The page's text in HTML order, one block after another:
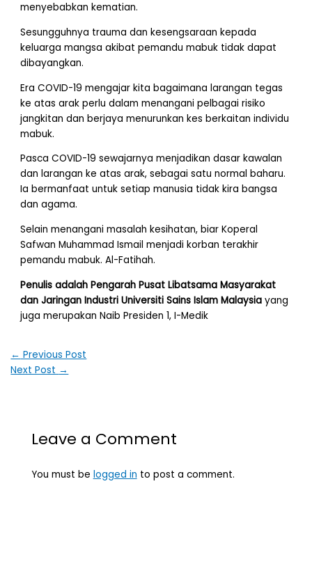
menyebabkan kematian.
Sesungguhnya trauma dan kesengsaraan kepada
keluarga mangsa akibat pemandu mabuk tidak dapat
dibayangkan.
Era COVID-19 mengajar kita bagaimana larangan tegas
ke atas arak perlu dalam menangani pelbagai risiko
jangkitan dan berjaya menurunkan kes berkaitan individu
mabuk.
Pasca COVID-19 sewajarnya menjadikan dasar kawalan
dan larangan ke atas arak, sebagai satu normal baharu.
Ia bermanfaat untuk setiap manusia tidak kira bangsa
dan agama.
Selain menangani masalah kesihatan, biar Koperal
Safwan Muhammad Ismail menjadi korban terakhir
pemandu mabuk. Al-Fatihah.
Penulis adalah Pengarah Pusat Libatsama Masyarakat
dan Jaringan Industri Universiti Sains Islam Malaysia yang
juga merupakan Naib Presiden 1, I-Medik
← Previous Post
Next Post →
Leave a Comment
You must be logged in to post a comment.